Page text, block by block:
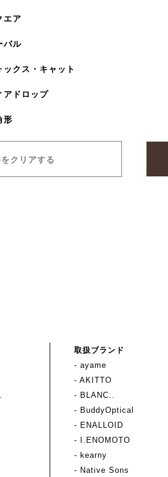
エア
バル
ックス・キャット
アドロップ
形
クリアする
取扱ブランド
- ayame
- AKITTO
- BLANC..
- BuddyOptical
- ENALLOID
- I.ENOMOTO
- kearny
- Native Sons